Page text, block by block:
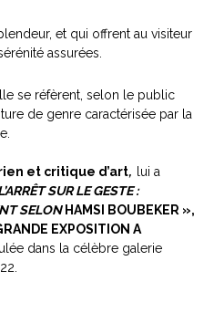
et qui offrent au visiteur
assurées.
se réfèrent, selon le public
de genre caractérisée par la
et critique d’art,
lui a
SUR LE GESTE :
SELON HAMSI BOUBEKER »,
EXPOSITION A
dans la célèbre galerie